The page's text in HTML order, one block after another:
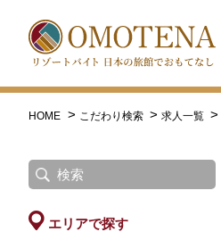
HOME こだわり検索 求人一覧
エリアで探す